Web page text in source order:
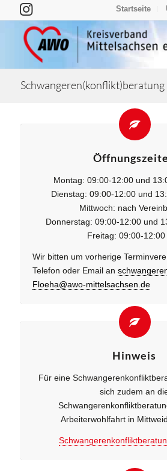
Startseite
Schwangeren(konflikt)beratung
Montag: 09:00-12:00 und
Dienstag: 09:00-12:00 und
Mittwoch: nach
Donnerstag: 09:00-12:00 und
Freitag: 09:00-12:00
Wir bitten um vorherige
Telefon oder Email an
Floeha@awo-mittelsachsen.de
Hinweis
Für eine
sich zudem an
Arbeiterwohlfahrt in